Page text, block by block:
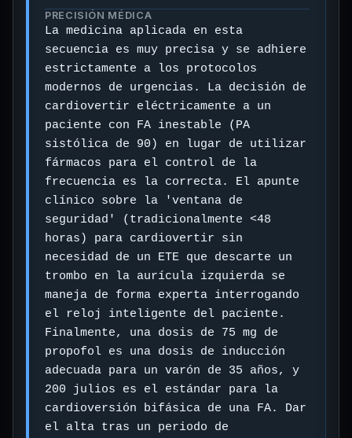
PRECISIÓN MÉDICA
La medicina aplicada en esta
secuencia es muy precisa y se adhiere
estrictamente a los protocolos
modernos de urgencias. La decisión de
cardiovertir eléctricamente a un
paciente con FA inestable (PA
sistólica de 90) en lugar de utilizar
fármacos para el control de la
frecuencia es la correcta. El apunte
clínico sobre la 'ventana de
seguridad' (tradicionalmente <48
horas) para cardiovertir sin
necesidad de un ETE que descarte un
trombo en la aurícula izquierda se
maneja de forma experta interrogando
el reloj inteligente del paciente.
Finalmente, una dosis de 75 mg de
propofol es una dosis de inducción
adecuada para un varón de 35 años, y
200 julios es el estándar para la
cardioversión bifásica de una FA. Dar
el alta tras un periodo de